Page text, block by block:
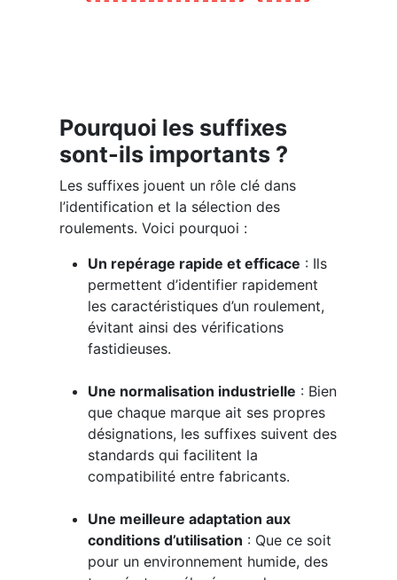
Pourquoi les suffixes
sont-ils importants ?
Les suffixes jouent un rôle clé dans
l’identification et la sélection des
roulements. Voici pourquoi :
Un repérage rapide et efficace : Ils
permettent d’identifier rapidement
les caractéristiques d’un roulement,
évitant ainsi des vérifications
fastidieuses.
Une normalisation industrielle : Bien
que chaque marque ait ses propres
désignations, les suffixes suivent des
standards qui facilitent la
compatibilité entre fabricants.
Une meilleure adaptation aux
conditions d’utilisation : Que ce soit
pour un environnement humide, des